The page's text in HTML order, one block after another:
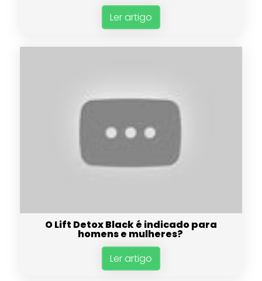
Ler artigo
O Lift Detox Black é indicado para
homens e mulheres?
Ler artigo